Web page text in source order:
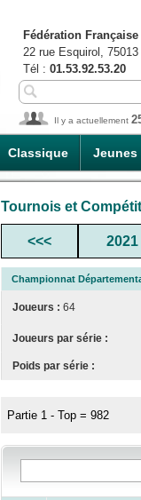
Classique Jeunes
Fédération
22 rue Esquirol,
Tél : 01.53.92.53.20
Il y a actuellement
Tournois et
<<< 2021
Championnat
Joueurs : 64
Joueurs par série :
Poids par série :
Partie 1 - Top = 982